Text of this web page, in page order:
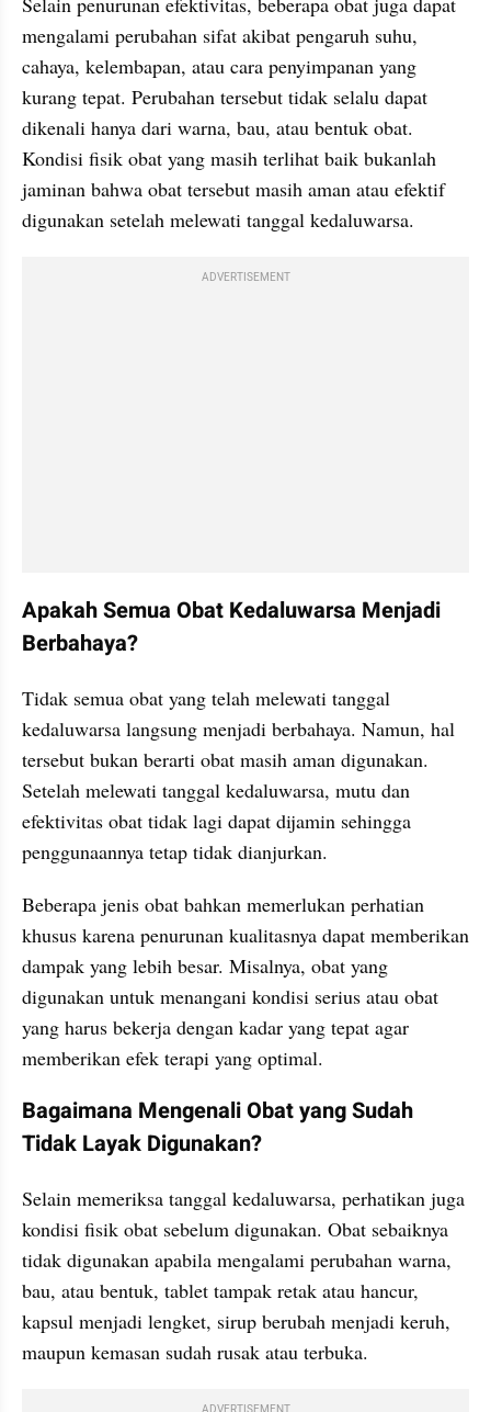
mengalami perubahan sifat akibat pengaruh suhu,
cahaya, kelembapan, atau cara penyimpanan yang
kurang tepat. Perubahan tersebut tidak selalu dapat
dikenali hanya dari warna, bau, atau bentuk obat.
Kondisi fisik obat yang masih terlihat baik bukanlah
jaminan bahwa obat tersebut masih aman atau efektif
digunakan setelah melewati tanggal kedaluwarsa.
ADVERTISEMENT
Apakah Semua Obat Kedaluwarsa Menjadi
Berbahaya?
Tidak semua obat yang telah melewati tanggal
kedaluwarsa langsung menjadi berbahaya. Namun, hal
tersebut bukan berarti obat masih aman digunakan.
Setelah melewati tanggal kedaluwarsa, mutu dan
efektivitas obat tidak lagi dapat dijamin sehingga
penggunaannya tetap tidak dianjurkan.
Beberapa jenis obat bahkan memerlukan perhatian
khusus karena penurunan kualitasnya dapat memberikan
dampak yang lebih besar. Misalnya, obat yang
digunakan untuk menangani kondisi serius atau obat
yang harus bekerja dengan kadar yang tepat agar
memberikan efek terapi yang optimal.
Bagaimana Mengenali Obat yang Sudah
Tidak Layak Digunakan?
Selain memeriksa tanggal kedaluwarsa, perhatikan juga
kondisi fisik obat sebelum digunakan. Obat sebaiknya
tidak digunakan apabila mengalami perubahan warna,
bau, atau bentuk, tablet tampak retak atau hancur,
kapsul menjadi lengket, sirup berubah menjadi keruh,
maupun kemasan sudah rusak atau terbuka.